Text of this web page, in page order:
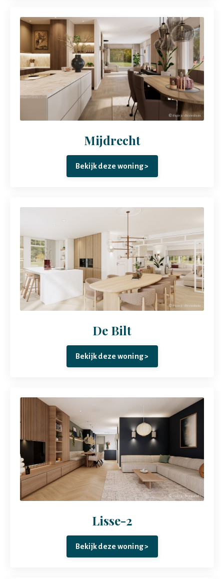
Mijdrecht
Bekijk deze woning >
De Bilt
Bekijk deze woning >
Lisse-2
Bekijk deze woning >